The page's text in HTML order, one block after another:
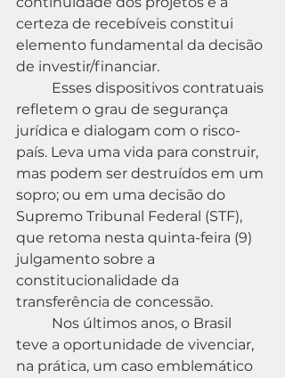
certeza de recebíveis constitui
elemento fundamental da decisão
de investir/financiar.
refletem o grau de segurança
jurídica e dialogam com o risco-
país. Leva uma vida para construir,
mas podem ser destruídos em um
sopro; ou em uma decisão do
Supremo Tribunal Federal (STF),
que retoma nesta quinta-feira (9)
julgamento sobre a
constitucionalidade da
transferência de concessão.
teve a oportunidade de vivenciar,
na prática, um caso emblemático